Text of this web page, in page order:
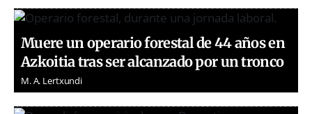
Muere un operario forestal de 44 años en
Azkoitia tras ser alcanzado por un tronco
M. A. Lertxundi